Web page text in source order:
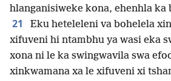
hlanganisiweke kona, ehenhla ka
21
Eku heteleleni va bohelela
xifuveni hi ntambhu ya wasi eka
xona ni le ka swingwavila swa
xinkwamana xa le xifuveni xi